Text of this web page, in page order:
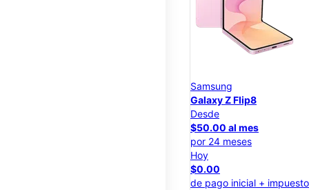
Samsung
Galaxy Z Flip8
Desde
$50.00 al mes
por 24 meses
Hoy
$0.00
de pago inicial +